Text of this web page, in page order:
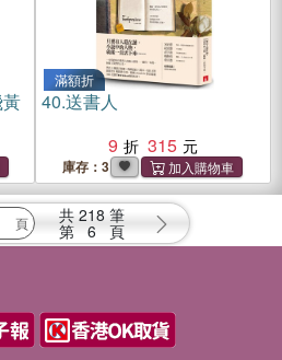
滿額折
40.送書人
9
315
庫存：3
共 218 筆
第 6 頁